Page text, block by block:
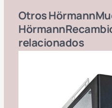
OtrosHörmann
Hörmann
relacionados